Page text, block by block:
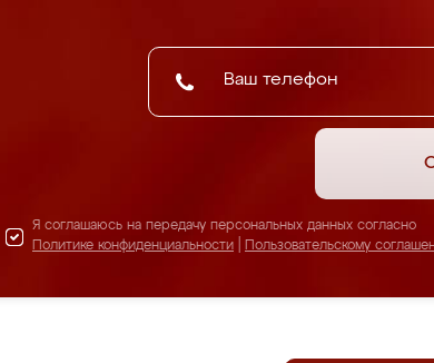
Я соглашаюсь на передачу персональных данных согласно
Политике конфиденциальности
Пользовательскому